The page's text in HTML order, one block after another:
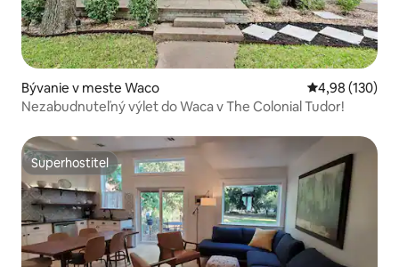
Bývanie v meste Waco Priemerné
4,98 (130)
Nezabudnuteľný výlet do Waca v The Colonial Tudor!
Superhostiteľ
Superhostiteľ